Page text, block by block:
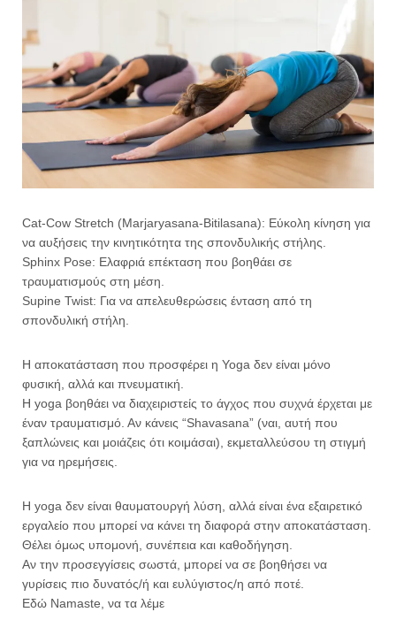
Cat-Cow Stretch (Marjaryasana-Bitilasana): Εύκολη κίνηση για
να αυξήσεις την κινητικότητα της σπονδυλικής στήλης.
Sphinx Pose: Ελαφριά επέκταση που βοηθάει σε
τραυματισμούς στη μέση.
Supine Twist: Για να απελευθερώσεις ένταση από τη
σπονδυλική στήλη.
Η αποκατάσταση που προσφέρει η Yoga δεν είναι μόνο
φυσική, αλλά και πνευματική.
Η yoga βοηθάει να διαχειριστείς το άγχος που συχνά έρχεται με
έναν τραυματισμό. Αν κάνεις “Shavasana” (ναι, αυτή που
ξαπλώνεις και μοιάζεις ότι κοιμάσαι), εκμεταλλεύσου τη στιγμή
για να ηρεμήσεις.
Η yoga δεν είναι θαυματουργή λύση, αλλά είναι ένα εξαιρετικό
εργαλείο που μπορεί να κάνει τη διαφορά στην αποκατάσταση.
Θέλει όμως υπομονή, συνέπεια και καθοδήγηση.
Αν την προσεγγίσεις σωστά, μπορεί να σε βοηθήσει να
γυρίσεις πιο δυνατός/ή και ευλύγιστος/η από ποτέ.
Εδώ Namaste, να τα λέμε